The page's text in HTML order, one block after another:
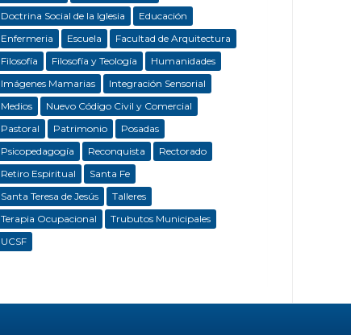
Doctrina Social de la Iglesia
Educación
Enfermeria
Escuela
Facultad de Arquitectura
Filosofía
Filosofía y Teología
Humanidades
Imágenes Mamarias
Integración Sensorial
Medios
Nuevo Código Civil y Comercial
Pastoral
Patrimonio
Posadas
Psicopedagogía
Reconquista
Rectorado
Retiro Espiritual
Santa Fe
Santa Teresa de Jesús
Talleres
Terapia Ocupacional
Trubutos Municipales
UCSF